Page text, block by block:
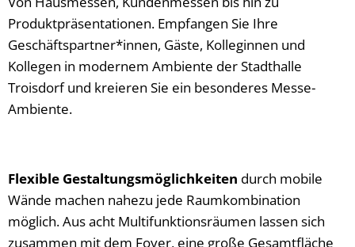
Produktpräsentationen. Empfangen Sie Ihre
Geschäftspartner*innen, Gäste, Kolleginnen und
Kollegen in modernem Ambiente der Stadthalle
Troisdorf und kreieren Sie ein besonderes Messe-
Ambiente.
Flexible Gestaltungsmöglichkeiten durch mobile
Wände machen nahezu jede Raumkombination
möglich. Aus acht Multifunktionsräumen lassen sich
zusammen mit dem Foyer, eine große Gesamtfläche